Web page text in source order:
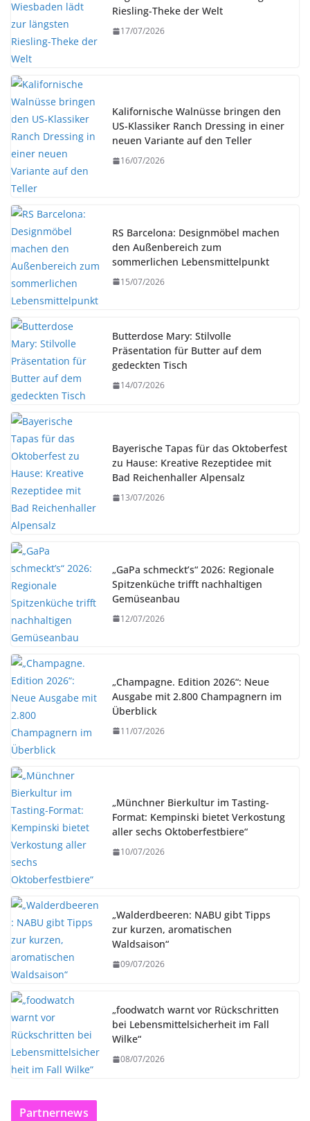
Riesling-Theke der Welt
17/07/2026
Kalifornische Walnüsse bringen den
US-Klassiker Ranch Dressing in einer
neuen Variante auf den Teller
16/07/2026
RS Barcelona: Designmöbel machen
den Außenbereich zum
sommerlichen Lebensmittelpunkt
15/07/2026
Butterdose Mary: Stilvolle
Präsentation für Butter auf dem
gedeckten Tisch
14/07/2026
Bayerische Tapas für das Oktoberfest
zu Hause: Kreative Rezeptidee mit
Bad Reichenhaller Alpensalz
13/07/2026
„GaPa schmeckt’s“ 2026: Regionale
Spitzenküche trifft nachhaltigen
Gemüseanbau
12/07/2026
„Champagne. Edition 2026“: Neue
Ausgabe mit 2.800 Champagnern im
Überblick
11/07/2026
„Münchner Bierkultur im Tasting-
Format: Kempinski bietet Verkostung
aller sechs Oktoberfestbiere“
10/07/2026
„Walderdbeeren: NABU gibt Tipps
zur kurzen, aromatischen
Waldsaison“
09/07/2026
„foodwatch warnt vor Rückschritten
bei Lebensmittelsicherheit im Fall
Wilke“
08/07/2026
Partnernews